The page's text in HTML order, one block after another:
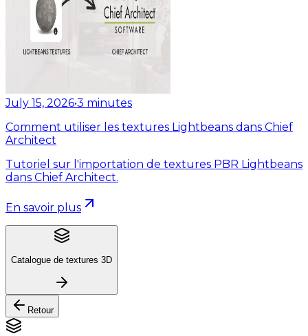
July 15, 2026•3 minutes
Comment utiliser les textures Lightbeans dans Chief
Architect
Tutoriel sur l'importation de textures PBR Lightbeans
dans Chief Architect.
En savoir plus
Catalogue de textures 3D
Retour